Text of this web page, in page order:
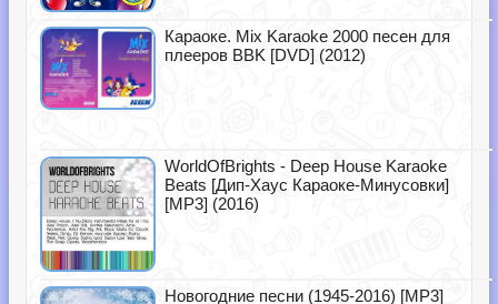
Караоке. Mix Karaoke 2000 песен для
плееров BBK [DVD] (2012)
WorldOfBrights - Deep House Karaoke
Beats [Дип-Хаус Караоке-Минусовки]
[MP3] (2016)
Новогодние песни (1945-2016) [MP3]